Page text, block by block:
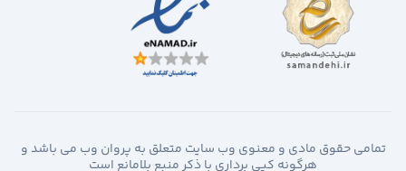
تمامی حقوق مادی و معنوی وب سایت متعلق به پروان وب می باشد و
هرگونه کپی برداری با ذکر منبع بلامانع است